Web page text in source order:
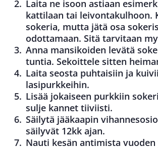
Laita ne isoon astiaan
kattilaan tai leivontakulhoon.
sokeria, mutta jätä osa
odottamaan. Sitä tarvitaan
Anna mansikoiden levätä
tuntia. Sekoittele sitten
Laita seosta puhtaisiin ja
lasipurkkeihin.
Lisää jokaiseen purkkiin
sulje kannet tiiviisti.
Säilytä jääkaapin
säilyvät 12kk ajan.
Nauti kesän antimista